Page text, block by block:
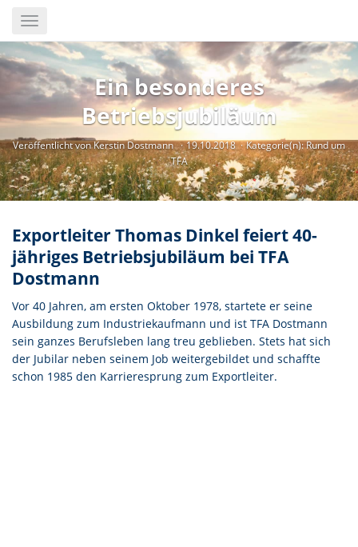
main
content
Toggle
navigation
Ein besonderes
Betriebsjubiläum
Veröffentlicht von Kerstin Dostmann 19.10.2018 Kategorie(n):Rund um
TFA
Exportleiter Thomas Dinkel feiert 40-
jähriges Betriebsjubiläum bei TFA
Dostmann
Vor 40 Jahren, am ersten Oktober 1978, startete er seine
Ausbildung zum Industriekaufmann und ist TFA Dostmann
sein ganzes Berufsleben lang treu geblieben. Stets hat sich
der Jubilar neben seinem Job weitergebildet und schaffte
schon 1985 den Karrieresprung zum Exportleiter.